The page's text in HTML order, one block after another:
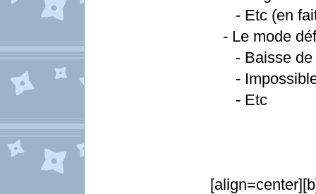
- Etc (en fait
- Le mode
- Baisse de
- Impossible
- Etc